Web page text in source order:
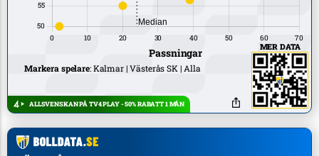
Markera spelare:Kalmar Västerås SK Alla
ALLSVENSKAN PÅ TV4 PLAY - 50% RABATT 1 MÅN
MER DATA